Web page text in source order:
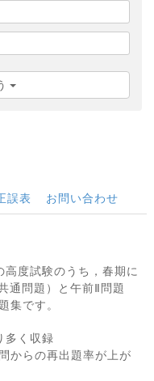
誤表 お問い合わせ
度試験のうち，春期に
通問題）と午前Ⅱ問題
集です。
多く収録
からの再出題率が上が